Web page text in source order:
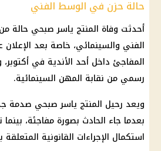
حالة حزن في الوسط الفني
أحدثت وفاة المنتج ياسر صبحي حالة
الفني والسينمائي، خاصة بعد
المفاجئ داخل أحد الأندية في
رسمي من نقابة المهن السينمائية.
ويعد رحيل المنتج ياسر صبحي صدمة
بعدما جاء الحادث بصورة مفاجئة،
استكمال الإجراءات القانونية المتعلقة